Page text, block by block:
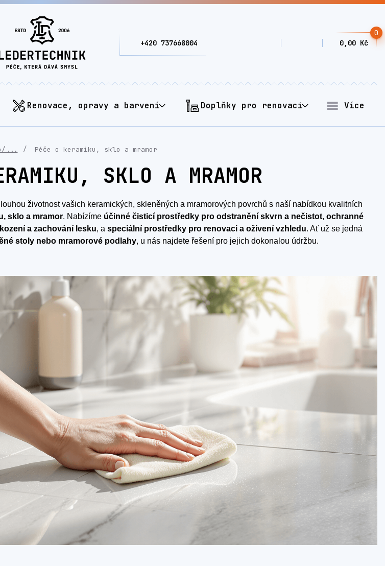
0
0,00 Kč
+420 737668004
Renovace, opravy a barvení Doplňky pro renovaci Více
... Péče o keramiku, sklo a mramor
SKLO A MRAMOR
životnost vašich keramických, skleněných a mramorových povrchů s naší nabídkou kvalitních
sklo a mramor. Nabízíme účinné čisticí prostředky pro odstranění skvrn a nečistot, ochranné
a zachování lesku, a speciální prostředky pro renovaci a oživení vzhledu. Ať už se jedná
stoly nebo mramorové podlahy, u nás najdete řešení pro jejich dokonalou údržbu.